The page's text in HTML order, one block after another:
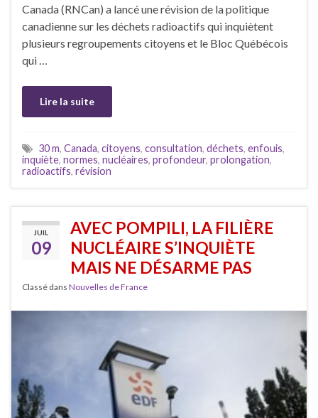
Canada (RNCan) a lancé une révision de la politique
canadienne sur les déchets radioactifs qui inquiètent
plusieurs regroupements citoyens et le Bloc Québécois
qui …
Lire la suite
30 m, Canada, citoyens, consultation, déchets, enfouis,
inquiète, normes, nucléaires, profondeur, prolongation,
radioactifs, révision
JUIL
09
AVEC POMPILI, LA FILIÈRE
NUCLÉAIRE S’INQUIÈTE
MAIS NE DÉSARME PAS
Classé dans Nouvelles de France